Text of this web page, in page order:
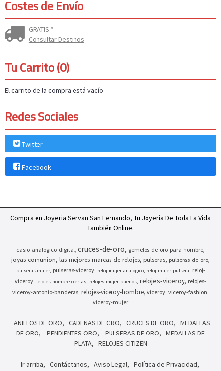
Costes de Envío
GRATIS *
Consultar Destinos
Tu Carrito (0)
El carrito de la compra está vacío
Redes Sociales
Twitter
Facebook
Compra en Joyeria Servan San Fernando, Tu Joyería De Toda La Vida
También Online.
casio-analogico-digital cruces-de-oro gemelos-de-oro-para-hombre
joyas-comunion las-mejores-marcas-de-relojes pulseras pulseras-de-oro
pulseras-mujer pulseras-viceroy reloj-mujer-analogico reloj-mujer-pulsera
reloj-
viceroy relojes-hombre-ofertas relojes-mujer-buenos relojes-viceroy relojes-
viceroy-antonio-banderas relojes-viceroy-hombre viceroy viceroy-fashion
viceroy-mujer
ANILLOS DE ORO CADENAS DE ORO CRUCES DE ORO
MEDALLAS
DE ORO
PENDIENTES ORO PULSERAS DE ORO
MEDALLAS DE
PLATA
RELOJES CITIZEN
Ir arriba Contáctanos Aviso Legal
Política de Privacidad